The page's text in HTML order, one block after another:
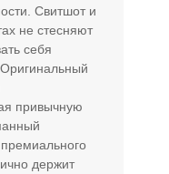
Свитшот и
не стесняют
себя
привычную
держит